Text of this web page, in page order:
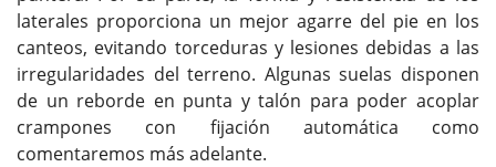
laterales proporciona un mejor agarre del pie en los
canteos, evitando torceduras y lesiones debidas a las
irregularidades del terreno. Algunas suelas disponen
de un reborde en punta y talón para poder acoplar
crampones con fijación automática como
comentaremos más adelante.